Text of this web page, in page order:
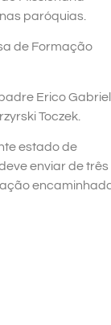
paróquias.
de Formação
Erico Gabriel
Toczek.
estado de
enviar de três